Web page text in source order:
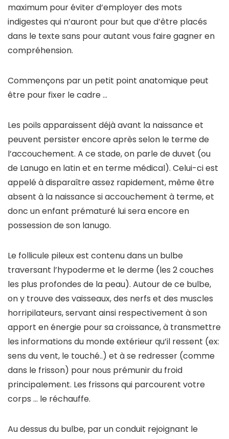
maximum pour éviter d’employer des mots
indigestes qui n’auront pour but que d’être placés
dans le texte sans pour autant vous faire gagner en
compréhension.
Commençons par un petit point anatomique peut
être pour fixer le cadre …
Les poils apparaissent déjà avant la naissance et
peuvent persister encore après selon le terme de
l’accouchement. A ce stade, on parle de duvet (ou
de Lanugo en latin et en terme médical). Celui-ci est
appelé à disparaître assez rapidement, même être
absent à la naissance si accouchement à terme, et
donc un enfant prématuré lui sera encore en
possession de son lanugo.
Le follicule pileux est contenu dans un bulbe
traversant l’hypoderme et le derme (les 2 couches
les plus profondes de la peau). Autour de ce bulbe,
on y trouve des vaisseaux, des nerfs et des muscles
horripilateurs, servant ainsi respectivement à son
apport en énergie pour sa croissance, à transmettre
les informations du monde extérieur qu’il ressent (ex:
sens du vent, le touché..) et à se redresser (comme
dans le frisson) pour nous prémunir du froid
principalement. Les frissons qui parcourent votre
corps … le réchauffe.
Au dessus du bulbe, par un conduit rejoignant le